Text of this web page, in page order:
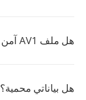
هل ملف AV1 آمن أثناء التحويل؟
هل بياناتي محمية؟